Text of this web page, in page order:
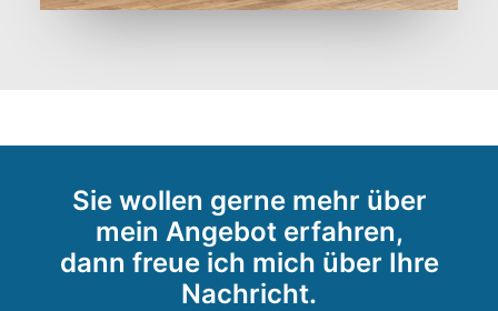
Sie wollen gerne mehr über
mein Angebot erfahren,
dann freue ich mich über Ihre
Nachricht.